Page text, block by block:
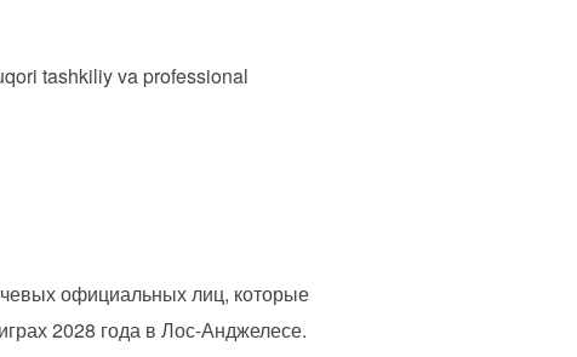
tashkiliy va professional
официальных лиц, которые
2028 года в Лос-Анджелесе.